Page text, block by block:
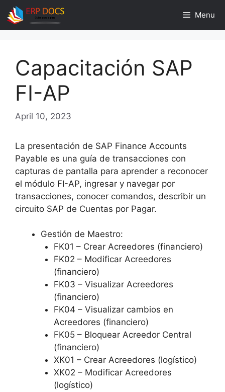
Skip
to
content
Menu
Capacitación SAP
FI-AP
April 10, 2023
La presentación de SAP Finance Accounts
Payable es una guía de transacciones con
capturas de pantalla para aprender a reconocer
el módulo FI-AP, ingresar y navegar por
transacciones, conocer comandos, describir un
circuito SAP de Cuentas por Pagar.
Gestión de Maestro:
FK01 – Crear Acreedores (financiero)
FK02 – Modificar Acreedores
(financiero)
FK03 – Visualizar Acreedores
(financiero)
FK04 – Visualizar cambios en
Acreedores (financiero)
FK05 – Bloquear Acreedor Central
(financiero)
XK01 – Crear Acreedores (logístico)
XK02 – Modificar Acreedores
(logístico)